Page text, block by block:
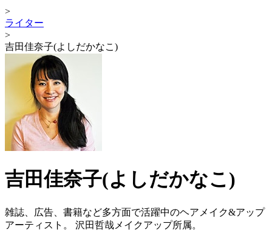
>
ライター
>
吉田佳奈子(よしだかなこ)
吉田佳奈子(よしだかなこ)
雑誌、広告、書籍など多方面で活躍中のヘアメイク&アップ
アーティスト。 沢田哲哉メイクアップ所属。